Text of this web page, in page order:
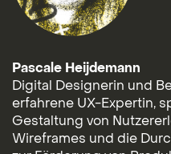
Pascale Heijdemann
Digital Designerin und
erfahrene UX-Expertin,
Gestaltung von
Wireframes und die